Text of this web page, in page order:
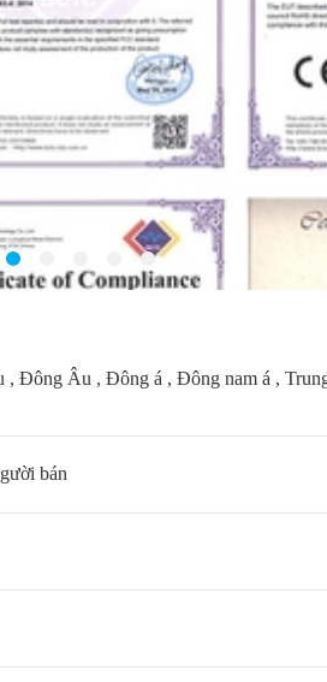
, Đông Âu , Đông á , Đông nam á ,
bán